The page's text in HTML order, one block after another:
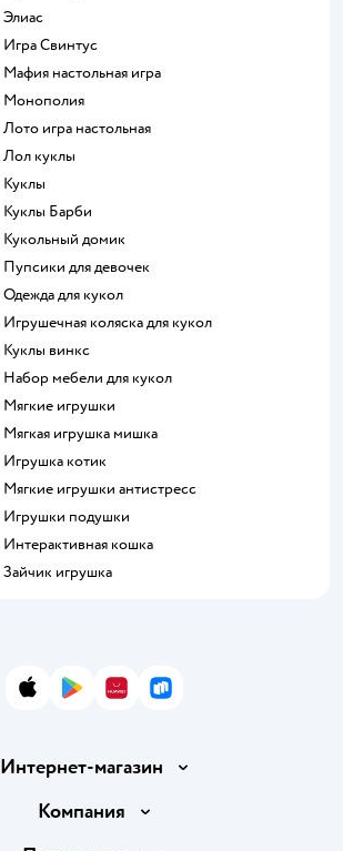
Элиас
Игра Свинтус
Мафия настольная игра
Монополия
Лото игра настольная
Лол куклы
Куклы
Куклы Барби
Кукольный домик
Пупсики для девочек
Одежда для кукол
Игрушечная коляска для кукол
Куклы винкс
Набор мебели для кукол
Мягкие игрушки
Мягкая игрушка мишка
Игрушка котик
Мягкие игрушки антистресс
Игрушки подушки
Интерактивная кошка
Зайчик игрушка
App StoreGoogle Play
AppGallery
RuStore
Интернет-магазин
Доставка и оплата
Компания